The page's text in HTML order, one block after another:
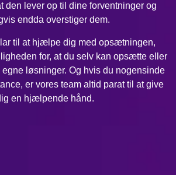
den lever op til dine forventninger og
endda overstiger dem.
til at hjælpe dig med opsætningen,
for, at du selv kan opsætte eller
løsninger. Og hvis du nogensinde
er vores team altid parat til at give
en hjælpende hånd.